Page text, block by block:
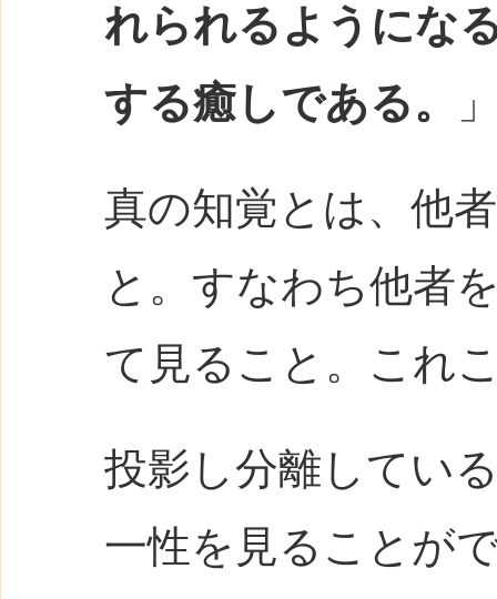
れられるようにな
する癒しである。
真の知覚とは、他
と。すなわち他者
て見ること。これ
投影し分離してい
一性を見ることが